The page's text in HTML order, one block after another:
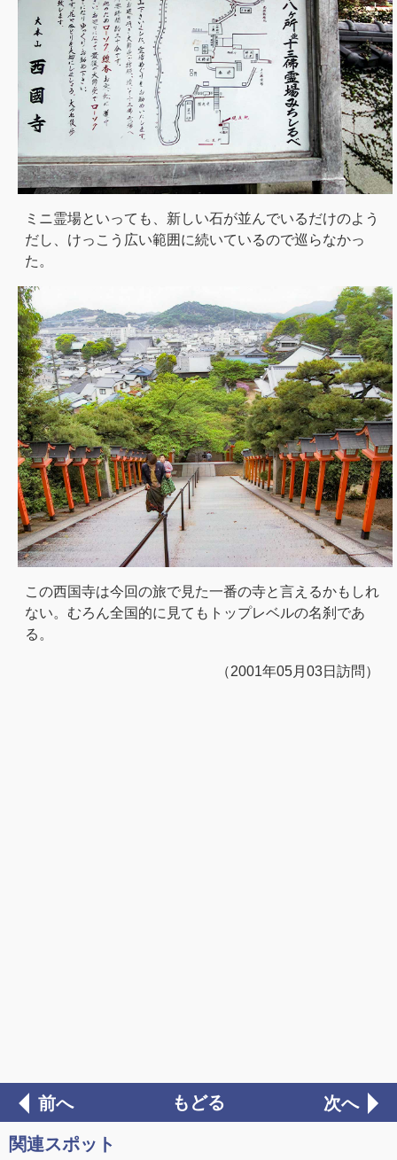
ミニ霊場といっても、新しい石が並んでいるだけのよう
だし、けっこう広い範囲に続いているので巡らなかっ
た。
この西国寺は今回の旅で見た一番の寺と言えるかもしれ
ない。むろん全国的に見てもトップレベルの名刹であ
る。
（2001年05月03日訪問）
前へ もどる 次へ
関連スポット